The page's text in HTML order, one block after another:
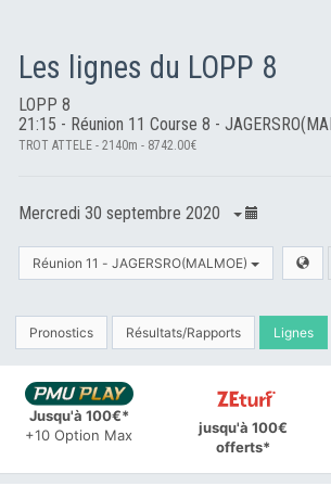
Les lignes du LOPP 8
LOPP 8
21:15 - Réunion 11 Course 8 -
TROT ATTELE - 2140m - 8742.00€
Mercredi 30 septembre 2020
Réunion 11 - JAGERSRO(MALMOE)
Pronostics Résultats/Rapports Lignes
Jusqu'à 100€*
+10 Option Max
jusqu'à 100€
offerts*